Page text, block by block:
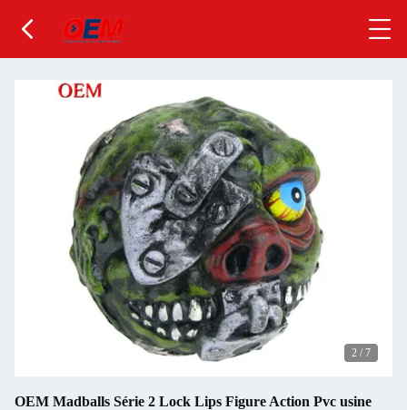
2 / 7
OEM Madballs Série 2 Lock Lips Figure Action Pvc usine